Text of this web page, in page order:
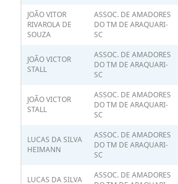
JOÃO VITOR
RIVAROLA DE
SOUZA
ASSOC. DE AMADORES
DO TM DE ARAQUARI-
SC
JOÃO VICTOR
STALL
ASSOC. DE AMADORES
DO TM DE ARAQUARI-
SC
JOÃO VICTOR
STALL
ASSOC. DE AMADORES
DO TM DE ARAQUARI-
SC
LUCAS DA SILVA
HEIMANN
ASSOC. DE AMADORES
DO TM DE ARAQUARI-
SC
LUCAS DA SILVA
ASSOC. DE AMADORES